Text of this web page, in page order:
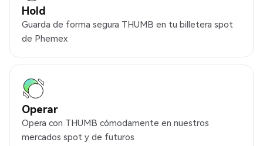
Hold
Guarda de forma segura THUMB en tu billetera spot
de Phemex
Operar
Opera con THUMB cómodamente en nuestros
mercados spot y de futuros